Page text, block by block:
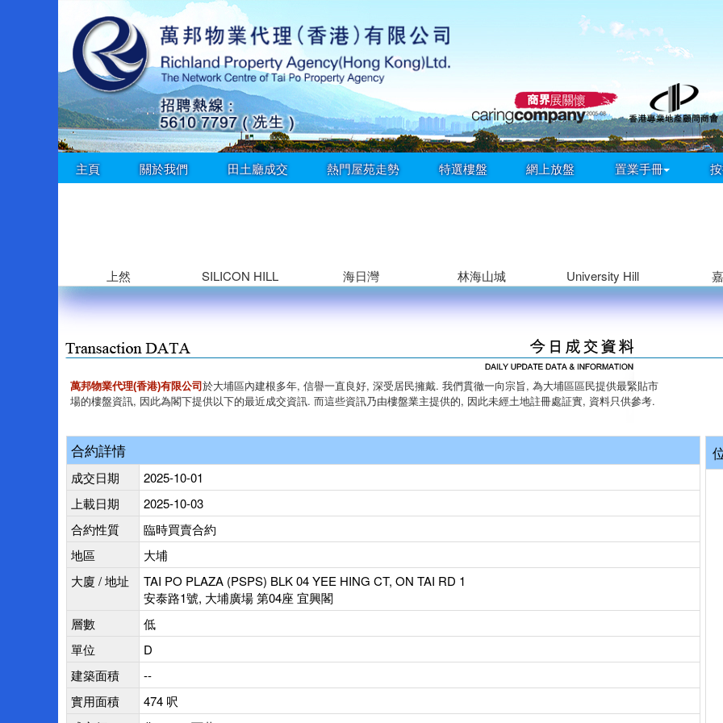
主頁 關於我們 田土廳成交 熱門屋苑走勢 特選樓盤 網上放盤 置業手冊
上然 SILICON HILL 海日灣 林海山城 University Hill
萬邦物業代理(香港)有限公司 於大埔區內建根多年, 信譽一直良好, 深受居民擁戴. 我們貫徹一向宗旨, 為大埔區區民提供最緊貼市
場的樓盤資訊, 因此為閣下提供以下的最近成交資訊. 而這些資訊乃由樓盤業主提供的, 因此未經土地註冊處証實, 資料只供參考.
合約詳情
成交日期
2025-10-01
上載日期
2025-10-03
合約性質
臨時買賣合約
地區
大埔
大廈 / 地址
TAI PO PLAZA (PSPS) BLK 04 YEE HING CT, ON TAI RD 1
安泰路1號, 大埔廣場 第04座 宜興閣
層數
低
單位
D
建築面積
--
實用面積
474 呎